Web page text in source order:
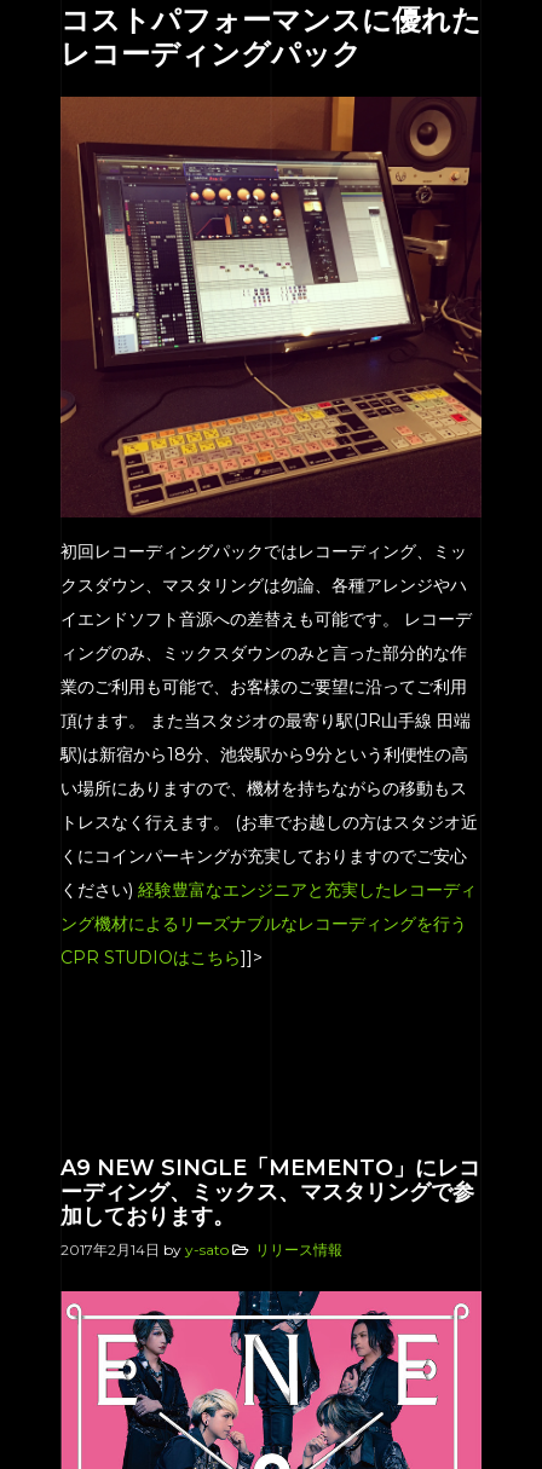
コストパフォーマンスに優れた
レコーディングパック
初回レコーディングパックではレコーディング、ミッ
クスダウン、マスタリングは勿論、各種アレンジやハ
イエンドソフト音源への差替えも可能です。 レコーデ
ィングのみ、ミックスダウンのみと言った部分的な作
業のご利用も可能で、お客様のご要望に沿ってご利用
頂けます。 また当スタジオの最寄り駅(JR山手線 田端
駅)は新宿から18分、池袋駅から9分という利便性の高
い場所にありますので、機材を持ちながらの移動もス
トレスなく行えます。 (お車でお越しの方はスタジオ近
くにコインパーキングが充実しておりますのでご安心
ください) 経験豊富なエンジニアと充実したレコーディ
ング機材によるリーズナブルなレコーディングを行う
CPR STUDIOはこちら]]>
A9 NEW SINGLE「MEMENTO」にレコ
ーディング、ミックス、マスタリングで参
加しております。
2017年2月14日 by y-sato リリース情報